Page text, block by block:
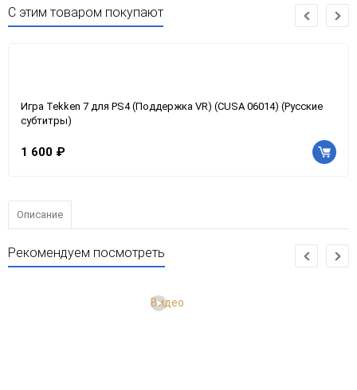
С этим товаром покупают
Игра Tekken 7 для PS4 (Поддержка VR) (CUSA 06014) (Русские
субтитры)
1 600 ₽
Описание
Рекомендуем посмотреть
Видео